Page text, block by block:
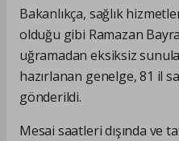
Bakanlıkça, sağlık
olduğu gibi Ramazan
uğramadan eksiksiz
hazırlanan genelge, 81 il
gönderildi.
Mesai saatleri dışında ve